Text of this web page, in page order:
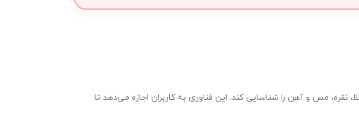
نقره، مس و آهن را شناسایی کند. این فناوری به کاربران اجازه می‌دهد تا